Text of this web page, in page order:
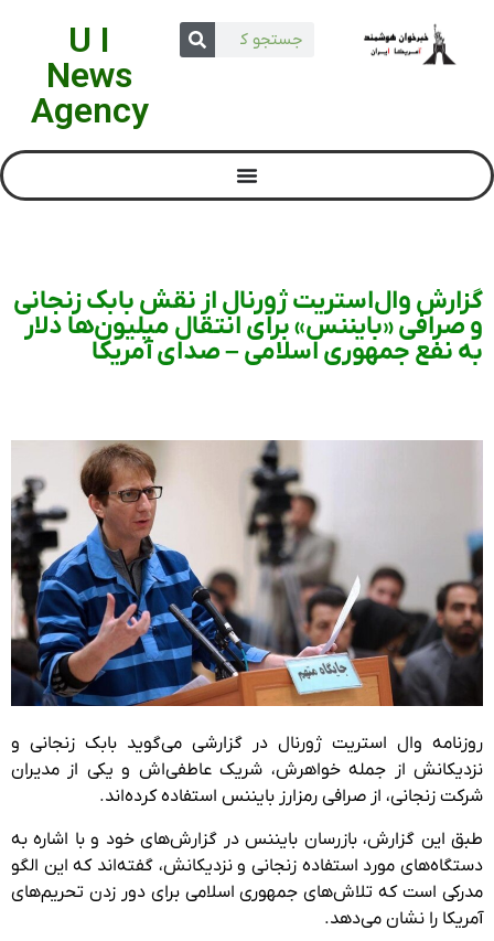
U I
News
Agency
گزارش وال‌استریت ژورنال از نقش بابک زنجانی
و صرافی «بایننس» برای انتقال میلیون‌ها دلار
به نفع جمهوری اسلامی – صدای آمریکا
روزنامه وال استریت ژورنال در گزارشی می‌گوید بابک زنجانی و
نزدیکانش از جمله خواهرش، شریک عاطفی‌اش و یکی از مدیران
شرکت زنجانی، از صرافی رمزارز بایننس استفاده کرده‌اند.
طبق این گزارش، بازرسان بایننس در گزارش‌های خود و با اشاره به
دستگاه‌های مورد استفاده زنجانی و نزدیکانش، گفته‌اند که این الگو
مدرکی است که تلاش‌های جمهوری اسلامی برای دور زدن تحریم‌های
آمریکا را نشان می‌دهد.